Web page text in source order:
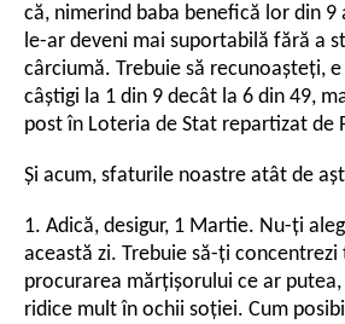
că, nimerind baba benefică lor din
le-ar deveni mai suportabilă fără a
cârciumă. Trebuie să recunoașteți,
câștigi la 1 din 9 decât la 6 din 49,
post în Loteria de Stat repartizat de
Și acum, sfaturile noastre atât de
1. Adică, desigur, 1 Martie. Nu-ți
această zi. Trebuie să-ți
procurarea mărțișorului ce ar
ridice mult în ochii soției. Cum